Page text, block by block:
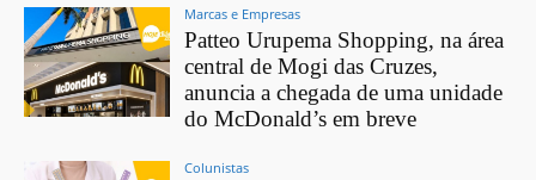
Marcas e Empresas
Patteo Urupema Shopping, na área
central de Mogi das Cruzes,
anuncia a chegada de uma unidade
do McDonald’s em breve
Colunistas